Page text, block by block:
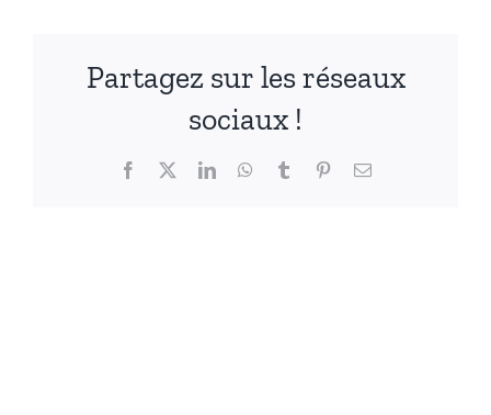
Partagez sur les réseaux
sociaux !
Facebook LinkedInWhatsApp
Tumblr PinterestEmail